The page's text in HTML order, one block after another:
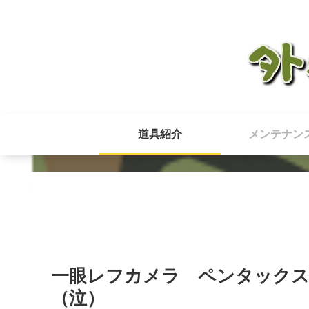
道具紹介 メンテナン
一眼レフカメラ ペンタック
（泣）